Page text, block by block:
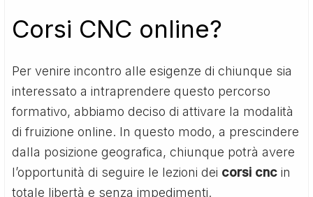
Corsi CNC online?
Per venire incontro alle esigenze di chiunque sia
interessato a intraprendere questo percorso
formativo, abbiamo deciso di attivare la modalità
di fruizione online. In questo modo, a prescindere
dalla posizione geografica, chiunque potrà avere
l’opportunità di seguire le lezioni dei corsi cnc in
totale libertà e senza impedimenti.